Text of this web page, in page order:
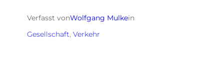
Verfasst vonWolfgang Mulkein
Gesellschaft, Verkehr